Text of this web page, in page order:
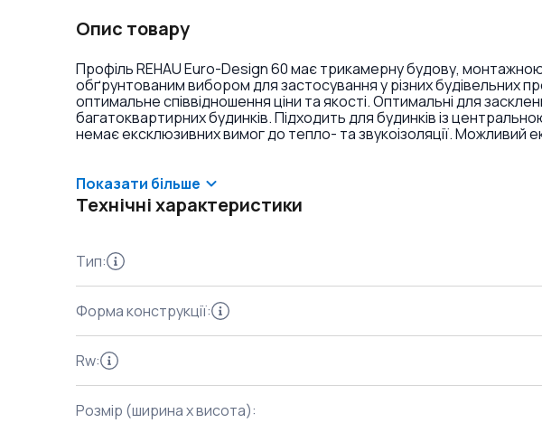
Опис товару
Профіль REHAU Euro-Design 60 має трикамерну будову,
обґрунтованим вибором для застосування у різних будівельних
оптимальне співвідношення ціни та якості. Оптимальні для
багатоквартирних будинків. Підходить для будинків із
немає ексклюзивних вимог до тепло- та звукоізоляції. Можливий
Показати більше
Технічні характеристики
Тип:
Форма конструкції:
Rw:
Розмір (ширина x висота):